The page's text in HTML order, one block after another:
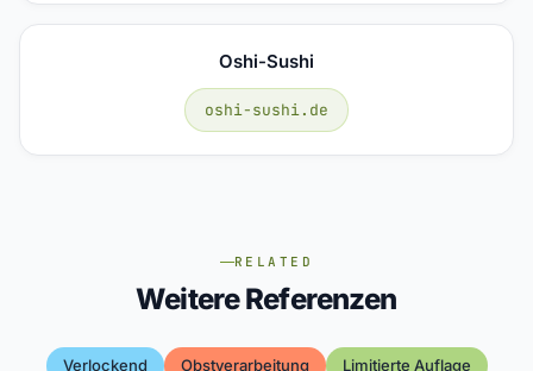
Oshi-Sushi
oshi-sushi.de
RELATED
Weitere Referenzen
Verlockend Obstverarbeitung Limitierte Auflage